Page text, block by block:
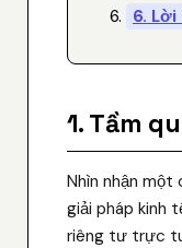
6.
1. Tầm
Nhìn nhận
giải pháp kinh
riêng tư trực